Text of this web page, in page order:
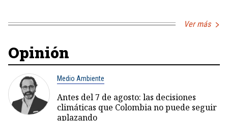
Ver más
Opinión
Medio Ambiente
Antes del 7 de agosto: las decisiones
climáticas que Colombia no puede seguir
aplazando